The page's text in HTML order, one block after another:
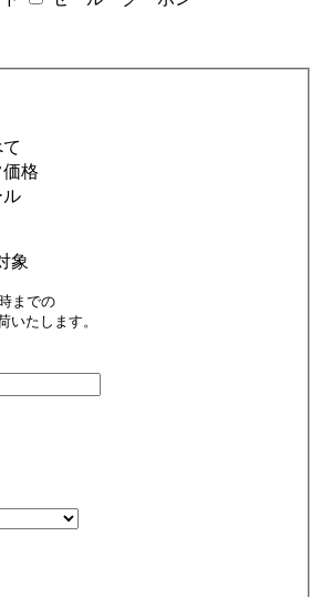
格
ル
象
までの
いたします。